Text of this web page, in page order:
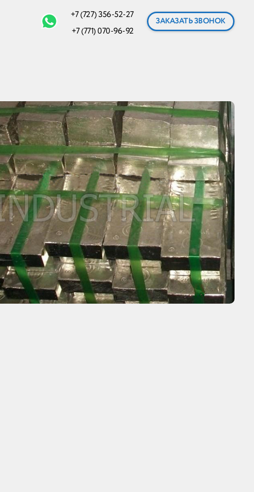
+7 (727) 356-52-27
+7 (771) 070-96-92
ЗАКАЗАТЬ ЗВОНОК